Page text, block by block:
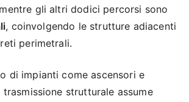
gli altri dodici percorsi sono
, coinvolgendo le strutture adiacenti
perimetrali.
di impianti come ascensori e
strutturale assume